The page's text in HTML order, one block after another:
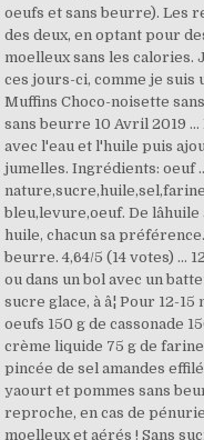
oeufs et sans beurre). Les
des deux, en optant pour
moelleux sans les calories.
ces jours-ci, comme je suis
Muffins Choco-noisette
sans beurre 10 Avril 2019
avec l'eau et l'huile puis
jumelles. Ingrédients: oeuf
bleu,levure,oeuf. De
huile, chacun sa
beurre. 4,64/5 (14 votes) ...
ou dans un bol avec un
sucre glace, à â¦ Pour 12-
oeufs 150 g de cassonade
crème liquide 75 g de
pincée de sel amandes
yaourt et pommes sans
reproche, en cas de
moelleux et aérés ! Sans